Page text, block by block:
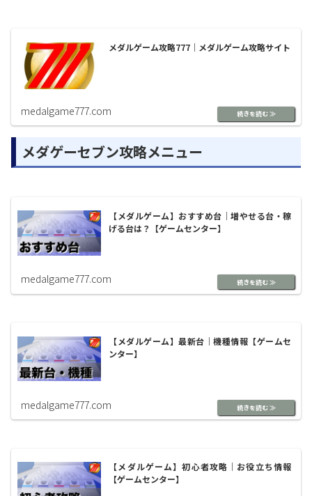
メダルゲーム攻略777｜メダルゲーム攻略サイト
medalgame777.com
メダゲーセブン攻略メニュー
【メダルゲーム】おすすめ台｜増やせる台・稼
げる台は？【ゲームセンター】
medalgame777.com
【メダルゲーム】最新台｜機種情報【ゲームセ
ンター】
medalgame777.com
【メダルゲーム】初心者攻略｜お役立ち情報
【ゲームセンター】